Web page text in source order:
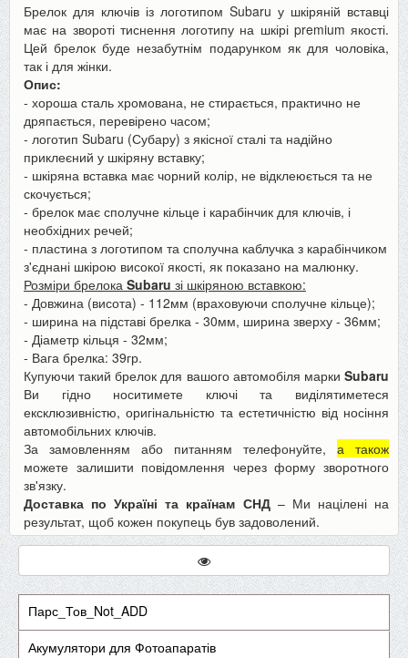
Брелок для ключів із логотипом Subaru у шкіряній вставці
має на звороті тиснення логотипу на шкірі premium якості.
Цей брелок буде незабутнім подарунком як для чоловіка,
так і для жінки.
Опис:
- хороша сталь хромована, не стирається, практично не
дряпається, перевірено часом;
- логотип Subaru (Субару) з якісної сталі та надійно
приклеєний у шкіряну вставку;
- шкіряна вставка має чорний колір, не відклеюється та не
скочується;
- брелок має сполучне кільце і карабінчик для ключів, і
необхідних речей;
- пластина з логотипом та сполучна каблучка з карабінчиком
з'єднані шкірою високої якості, як показано на малюнку.
Розміри брелока Subaru зі шкіряною вставкою:
- Довжина (висота) - 112мм (враховуючи сполучне кільце);
- ширина на підставі брелка - 30мм, ширина зверху - 36мм;
- Діаметр кільця - 32мм;
- Вага брелка: 39гр.
Купуючи такий брелок для вашого автомобіля марки Subaru
Ви гідно носитимете ключі та виділятиметеся
ексклюзивністю, оригінальністю та естетичністю від носіння
автомобільних ключів.
За замовленням або питанням телефонуйте, а також
можете залишити повідомлення через форму зворотного
зв'язку.
Доставка по Україні та країнам СНД – Ми націлені на
результат, щоб кожен покупець був задоволений.
Парс_Тов_Not_ADD
Акумулятори для Фотоапаратів